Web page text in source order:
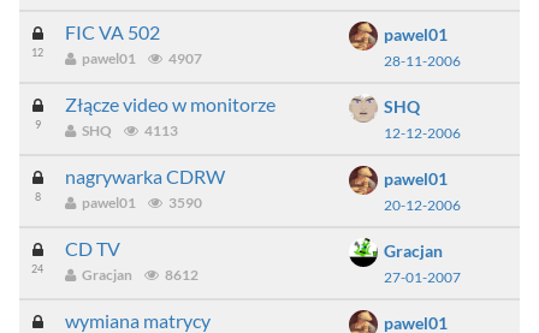
12
FIC VA 502
pawel01 4907
pawel01
28-11-2006
9
Złącze video w monitorze
SHQ 4113
SHQ
12-12-2006
8
nagrywarka CDRW
pawel01 3590
pawel01
20-12-2006
24
CD TV
Gracjan 8612
Gracjan
27-01-2007
wymiana matrycy pawel01